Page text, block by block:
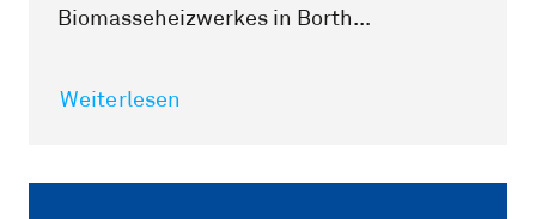
Biomasseheizwerkes in Borth...
Weiterlesen